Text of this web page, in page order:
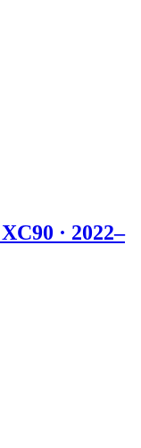
· 2022–